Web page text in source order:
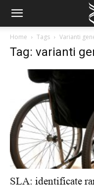
Home Tags Varianti
Tag: varianti
SLA: identificate